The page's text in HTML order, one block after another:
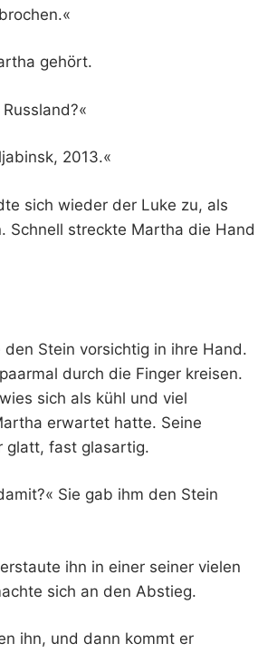
gehört.
2013.«
sich wieder der Luke zu, als
Schnell streckte Martha die Hand
den Stein vorsichtig in ihre Hand.
durch die Finger kreisen.
sich als kühl und viel
erwartet hatte. Seine
glatt, fast glasartig.
Sie gab ihm den Stein
ihn in einer seiner vielen
sich an den Abstieg.
ihn, und dann kommt er